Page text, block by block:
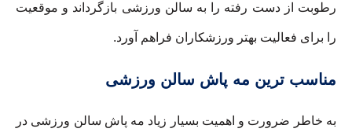
رطوبت از دست رفته را به سالن ورزشی بازگرداند و موقعیت
را برای فعالیت بهتر ورزشکاران فراهم آورد.
مناسب ترین مه پاش سالن ورزشی
به خاطر ضرورت و اهمیت بسیار زیاد مه پاش سالن ورزشی در